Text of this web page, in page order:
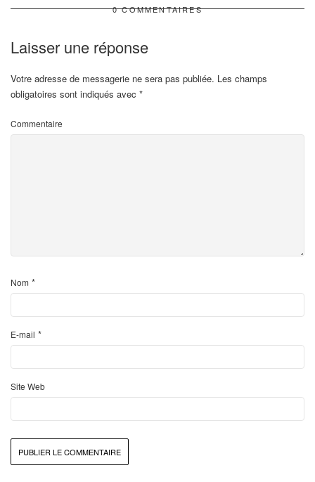
0 COMMENTAIRES
Laisser une réponse
Votre adresse de messagerie ne sera pas publiée. Les champs
obligatoires sont indiqués avec *
Commentaire
Nom *
E-mail *
Site Web